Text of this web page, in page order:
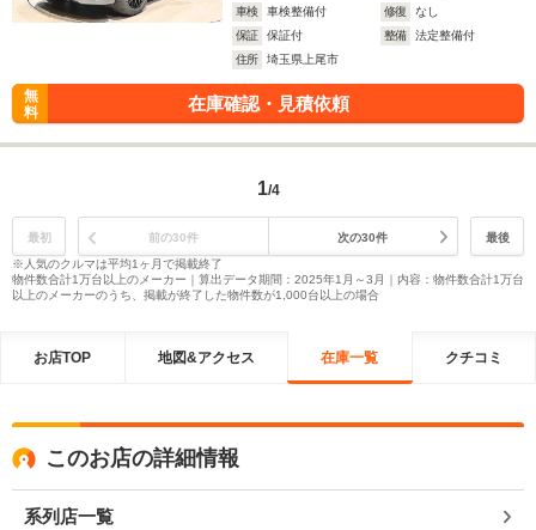
車検
車検整備付 修復
なし
保証
保証付 整備
法定整備付
住所
埼玉県上尾市
無
料
在庫確認・見積依頼
1/4
最初 前の30件 次の30件
最後
※人気のクルマは平均1ヶ月で掲載終了
物件数合計1万台以上のメーカー｜算出データ期間：2025年1月～3月｜内容：物件数合計1万台
以上のメーカーのうち、掲載が終了した物件数が1,000台以上の場合
お店TOP 地図&アクセス 在庫一覧 クチコミ
このお店の詳細情報
系列店一覧